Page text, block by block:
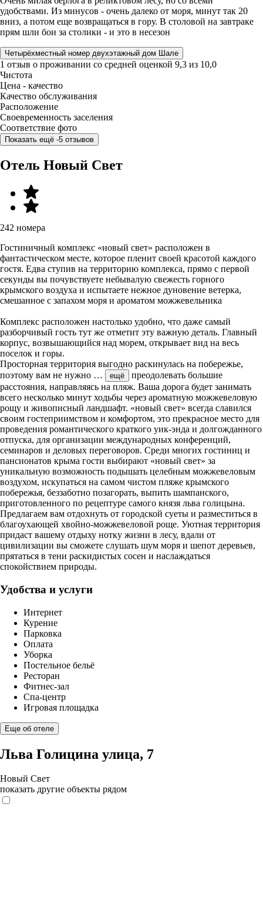
удобствами. Из минусов - очень далеко от моря, минут так 20
вниз, а потом еще возвращаться в гору. В столовой на завтраке
прям шли бои за столики - и это в несезон
Четырёхместный номер двухэтажный дом Шале
1 отзыв о проживании со средней оценкой 9,3 из 10,0
Чистота
Цена - качество
Качество обслуживания
Расположение
Своевременность заселения
Соответствие фото
Показать ещё -5 отзывов
Отель Новый Свет
242 номера
Гостиничный комплекс «новый свет» расположен в
фантастическом месте, которое пленит своей красотой каждого
гостя. Едва ступив на территорию комплекса, прямо с первой
секунды вы почувствуете небывалую свежесть горного
крымского воздуха и испытаете нежное дуновение ветерка,
смешанное с запахом моря и ароматом можжевельника
Комплекс расположен настолько удобно, что даже самый
разборчивый гость тут же отметит эту важную деталь. Главный
корпус, возвышающийся над морем, открывает вид на весь
поселок и горы.
Просторная территория выгодно раскинулась на побережье,
поэтому вам не нужно … ещё
преодолевать большие
расстояния, направляясь на пляж. Ваша дорога будет занимать
всего несколько минут ходьбы через ароматную можжевеловую
рощу и живописный ландшафт. «новый свет» всегда славился
своим гостеприимством и комфортом, это прекрасное место для
проведения романтического краткого уик-энда и долгожданного
отпуска, для организации международных конференций,
семинаров и деловых переговоров. Среди многих гостиниц и
пансионатов крыма гости выбирают «новый свет» за
уникальную возможность подышать целебным можжевеловым
воздухом, искупаться на самом чистом пляже крымского
побережья, беззаботно позагорать, выпить шампанского,
приготовленного по рецептуре самого князя льва голицына.
Предлагаем вам отдохнуть от городской суеты и разместиться в
благоухающей хвойно-можжевеловой роще. Уютная территория
придаст вашему отдыху нотку жизни в лесу, вдали от
цивилизации вы сможете слушать шум моря и шепот деревьев,
прятаться в тени раскидистых сосен и наслаждаться
спокойствием природы.
Удобства и услуги
Интернет
Курение
Парковка
Оплата
Уборка
Постельное бельё
Ресторан
Фитнес-зал
Спа-центр
Игровая площадка
Еще об отеле
Льва Голицина улица, 7
Новый Свет
показать другие объекты рядом